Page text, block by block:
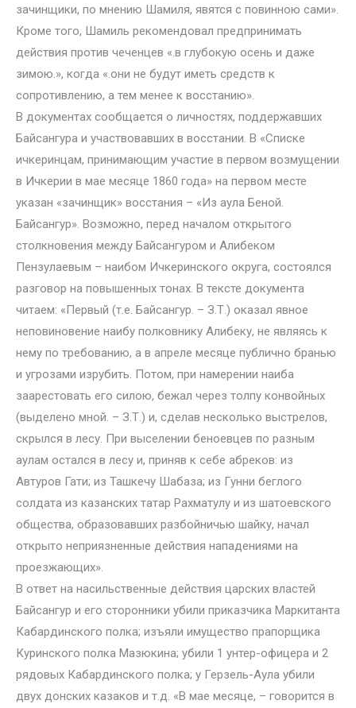
зачинщики, по мнению Шамиля, явятся с повинною сами».
Кроме того, Шамиль рекомендовал предпринимать
действия против чеченцев «.в глубокую осень и даже
зимою.», когда «.они не будут иметь средств к
сопротивлению, а тем менее к восстанию».
В документах сообщается о личностях, поддержавших
Байсангура и участвовавших в восстании. В «Списке
ичкеринцам, принимающим участие в первом возмущении
в Ичкерии в мае месяце 1860 года» на первом месте
указан «зачинщик» восстания – «Из аула Беной.
Байсангур». Возможно, перед началом открытого
столкновения между Байсангуром и Алибеком
Пензулаевым – наибом Ичкеринского округа, состоялся
разговор на повышенных тонах. В тексте документа
читаем: «Первый (т.е. Байсангур. – З.Т.) оказал явное
неповиновение наибу полковнику Алибеку, не являясь к
нему по требованию, а в апреле месяце публично бранью
и угрозами изрубить. Потом, при намерении наиба
заарестовать его силою, бежал через толпу конвойных
(выделено мной. – З.Т.) и, сделав несколько выстрелов,
скрылся в лесу. При выселении беноевцев по разным
аулам остался в лесу и, приняв к себе абреков: из
Автуров Гати; из Ташкечу Шабаза; из Гунни беглого
солдата из казанских татар Рахматулу и из шатоевского
общества, образовавших разбойничью шайку, начал
открыто неприязненные действия нападениями на
проезжающих».
В ответ на насильственные действия царских властей
Байсангур и его сторонники убили приказчика Маркитанта
Кабардинского полка; изъяли имущество прапорщика
Куринского полка Мазюкина; убили 1 унтер-офицера и 2
рядовых Кабардинского полка; у Герзель-Аула убили
двух донских казаков и т.д. «В мае месяце, – говорится в